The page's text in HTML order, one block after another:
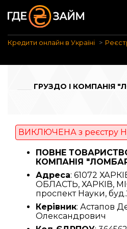
Кредити онлайн в Україні
ГРУЗДО І КОМПАНІЯ
ВИКЛЮЧЕНА з реєстру
ПОВНЕ
КОМПАНІЯ
Адреса: 61072
ОБЛАСТЬ, ХАРКІВ,
проспект Науки,
Керівник: Астапов
Олександрович